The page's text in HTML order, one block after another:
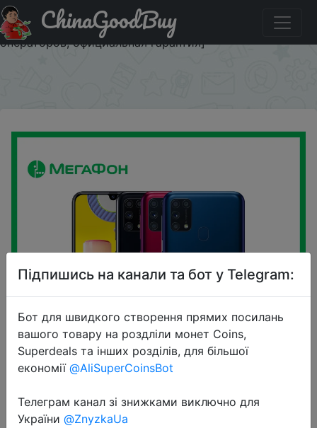
Придбати по знижці 1300LETO Смартфон Samsung
Galaxy M31 128GB [Ростест, новый, SIM любых
операторов, официальная гарантия]
ChinaGoodBuy
2020-07-03
Підпишись на канали та бот у Telegram:
Бот для швидкого створення прямих посилань
вашого товару на роздліли монет Coins,
Superdeals та інших розділів, для більшої
економії @AliSuperCoinsBot
Телеграм канал зі знижками виключно для
України @ZnyzkaUa